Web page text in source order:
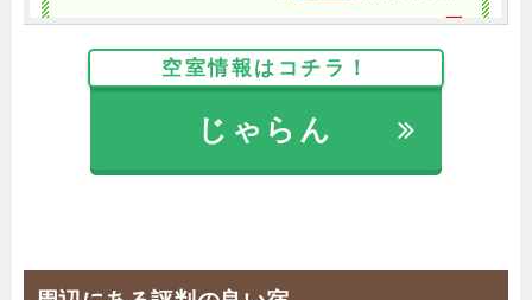
20,000円
【選べるお部屋と価格】
【禁煙】ツインルーム約26平米
15,500円【禁煙】トリプルルーム約26平米
空室情報はコチラ！
じゃらん